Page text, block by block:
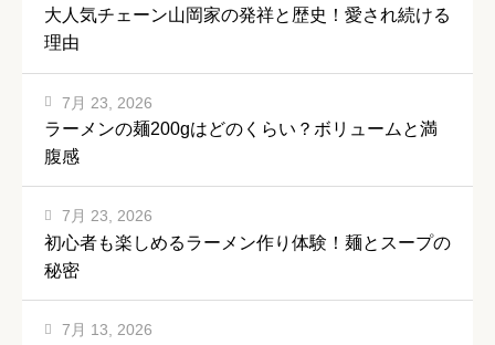
大人気チェーン山岡家の発祥と歴史！愛され続ける
理由
ラーメンの麺200gはどのくらい？ボリュームと満
腹感
7月 23, 2026
初心者も楽しめるラーメン作り体験！麺とスープの
秘密
7月 23, 2026
7月 13, 2026